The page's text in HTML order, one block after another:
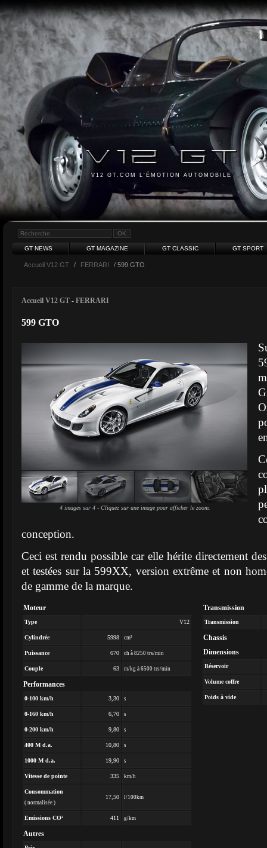
V12 GT.COM L'ÉMOTION AUTOMOBILE
GT NEWS GT MAGAZINE GT CLASSIC GT SPORT
Accueil V12 GT / FERRARI / 599 GTO
Accueil V12 GT - FERRARI
599 GTO
4 images sur 4 - Cliquez sur une image pour afficher le zoom.
conception.
Ceci est rendu possible car elle hérite directement
et testées sur la 599XX, version extrême et non
de gamme de la marque.
Moteur
Type V12
Cylindrée 5998 cm³
Puissance 670 ch à 8250 trs/min
Couple 63 m/kg à 6500 trs/min
Performances
0-100 km/h 3,30 s
0-160 km/h 6,70 s
0-200 km/h 9,80 s
400 M d.a. 10,80 s
1000 M d.a. 19,90 s
Vitesse de pointe 335 km/h
Consommation
( normalisée )
17,50 l/100km
Emissions CO² 411 g/km
Autres
Transmission
Transmission
Chassis
Dimensions
Réservoir
Volume coffre
Poids à vide